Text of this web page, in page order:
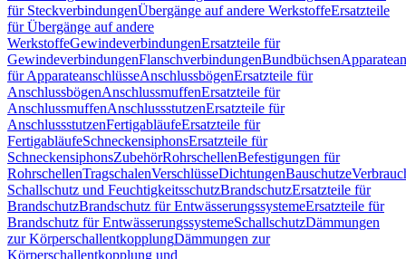
für SteckverbindungenÜbergänge auf andere WerkstoffeErsatzteile
für Übergänge auf andere
WerkstoffeGewindeverbindungenErsatzteile für
GewindeverbindungenFlanschverbindungenBundbüchsen
für ApparateanschlüsseAnschlussbögenErsatzteile für
AnschlussbögenAnschlussmuffenErsatzteile für
AnschlussmuffenAnschlussstutzenErsatzteile für
AnschlussstutzenFertigabläufeErsatzteile für
FertigabläufeSchneckensiphonsErsatzteile für
SchneckensiphonsZubehörRohrschellenBefestigungen für
RohrschellenTragschalenVerschlüsseDichtungenBauschutze
Schallschutz und FeuchtigkeitsschutzBrandschutzErsatzteile für
BrandschutzBrandschutz für EntwässerungssystemeErsatzteile für
Brandschutz für EntwässerungssystemeSchallschutzDämmungen
zur KörperschallentkopplungDämmungen zur
Körperschallentkopplung und